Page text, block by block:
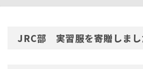
在
JRC部 実習服を寄贈しまし